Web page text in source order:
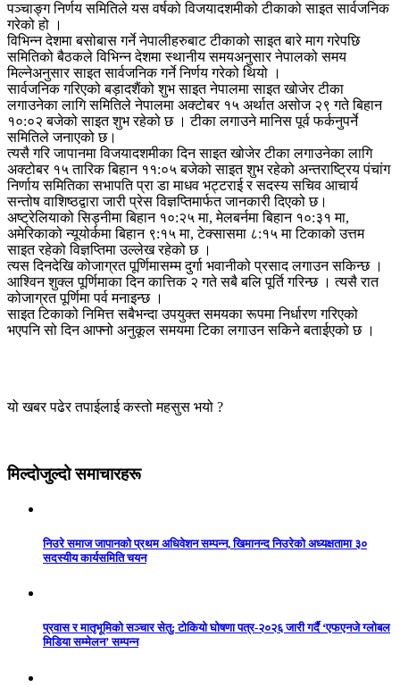
पञ्चाङ्ग निर्णय समितिले यस वर्षको विजयादशमीको टीकाको साइत सार्वजनिक
गरेको हो ।
विभिन्न देशमा बसोबास गर्ने नेपालीहरुबाट टीकाको साइत बारे माग गरेपछि
समितिको बैठकले विभिन्न देशमा स्थानीय समयअनुसार नेपालको समय
मिल्नेअनुसार साइत सार्वजनिक गर्ने निर्णय गरेको थियो ।
सार्वजनिक गरिएको बड़ादशैंको शुभ साइत नेपालमा साइत खोजेर टीका
लगाउनेका लागि समितिले नेपालमा अक्टोबर १५ अर्थात असोज २९ गते बिहान
१०:०२ बजेको साइत शुभ रहेको छ । टीका लगाउने मानिस पूर्व फर्कनुपर्ने
समितिले जनाएको छ।
त्यसै गरि जापानमा विजयादशमीका दिन साइत खोजेर टीका लगाउनेका लागि
अक्टोबर १५ तारिक बिहान ११:०५ बजेको साइत शुभ रहेको अन्तराष्ट्रिय पंचांग
निर्णाय समितिका सभापति प्रा डा माधव भट्टराई र सदस्य सचिव आचार्य
सन्तोष वाशिष्ठद्वारा जारी प्रेस विज्ञप्तिमार्फत जानकारी दिएको छ।
अष्ट्रेलियाको सिड्नीमा बिहान १०:२५ मा, मेलबर्नमा बिहान १०:३१ मा,
अमेरिकाको न्यूयोर्कमा बिहान ९:१५ मा, टेक्सासमा ८:१५ मा टिकाको उत्तम
साइत रहेको विज्ञप्तिमा उल्लेख रहेको छ ।
त्यस दिनदेखि कोजाग्रत पूर्णिमासम्म दुर्गा भवानीको प्रसाद लगाउन सकिन्छ ।
आश्विन शुक्ल पूर्णिमाका दिन कात्तिक २ गते सबै बलि पूर्ति गरिन्छ । त्यसै रात
कोजाग्रत पूर्णिमा पर्व मनाइन्छ ।
साइत टिकाको निमित्त सबैभन्दा उपयुक्त समयका रूपमा निर्धारण गरिएको
भएपनि सो दिन आफ्नो अनुकूल समयमा टिका लगाउन सकिने बताईएको छ ।
यो खबर पढेर तपाईलाई कस्तो महसुस भयो ?
मिल्दोजुल्दो समाचारहरू
निउरे समाज जापानको प्रथम अधिवेशन सम्पन्न, खिमानन्द निउरेको अध्यक्षतामा ३०
सदस्यीय कार्यसमिति चयन
प्रवास र मातृभूमिको सञ्चार सेतु: टोकियो घोषणा पत्र-२०२६ जारी गर्दै ‘एफएनजे ग्लोबल
मिडिया सम्मेलन’ सम्पन्न